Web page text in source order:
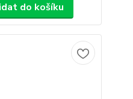
do košíku